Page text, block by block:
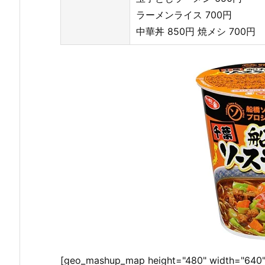
ラーメンライス 700円
中華丼 850円 焼メシ 700円
[geo_mashup_map height="480"